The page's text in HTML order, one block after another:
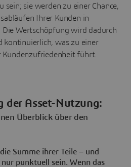
sein; sie werden zu einer Chance,
Ihrer Kunden in
Wertschöpfung wird dadurch
kontinuierlich, was zu einer
führt.
der Asset-Nutzung:
Überblick über den
Summe ihrer Teile – und
punktuell sein. Wenn das